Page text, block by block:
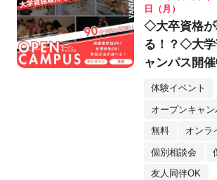
日（月）
◇大卒資格が
る！？◇大学
ャンパス開催
体験イベント
オープンキャ
無料 オンラ
個別相談会
友人同伴OK